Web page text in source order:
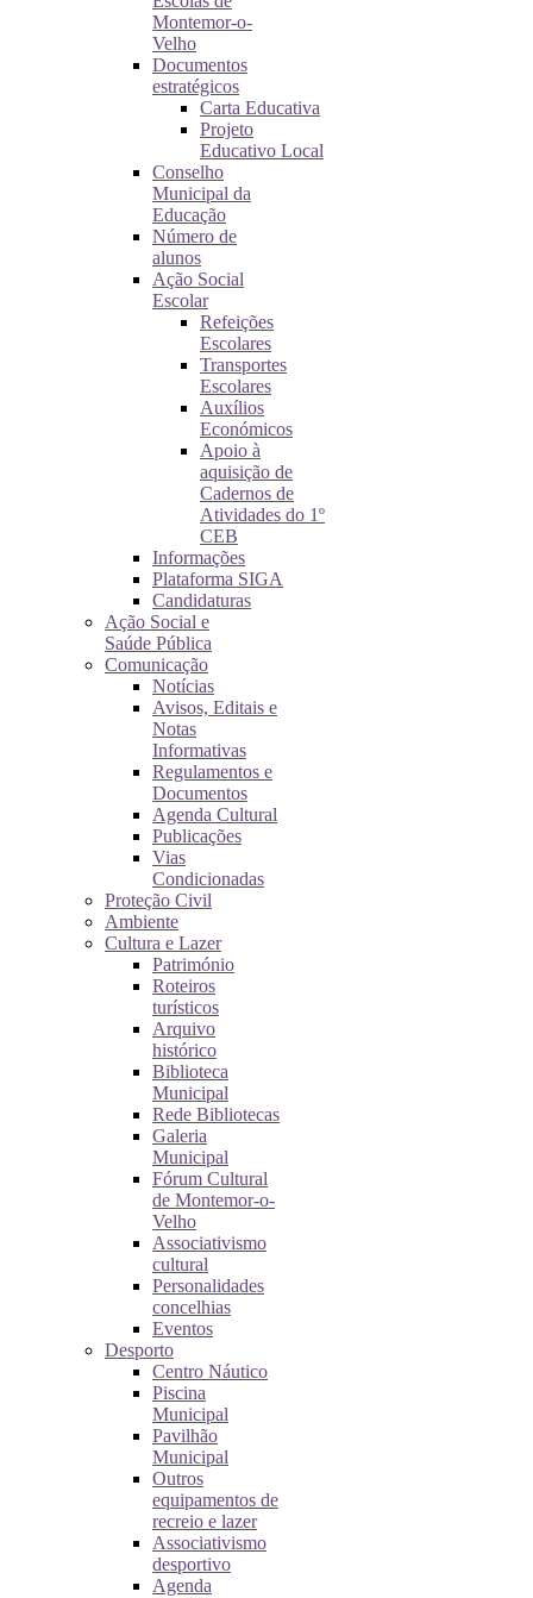
Montemor-o-
Velho
Documentos
estratégicos
Carta Educativa
Projeto
Educativo Local
Conselho
Municipal da
Educação
Número de
alunos
Ação Social
Escolar
Refeições
Escolares
Transportes
Escolares
Auxílios
Económicos
Apoio à
aquisição de
Cadernos de
Atividades do 1º
CEB
Informações
Plataforma SIGA
Candidaturas
Ação Social e
Saúde Pública
Comunicação
Notícias
Avisos, Editais e
Notas
Informativas
Regulamentos e
Documentos
Agenda Cultural
Publicações
Vias
Condicionadas
Proteção Civil
Ambiente
Cultura e Lazer
Património
Roteiros
turísticos
Arquivo
histórico
Biblioteca
Municipal
Rede Bibliotecas
Galeria
Municipal
Fórum Cultural
de Montemor-o-
Velho
Associativismo
cultural
Personalidades
concelhias
Eventos
Desporto
Centro Náutico
Piscina
Municipal
Pavilhão
Municipal
Outros
equipamentos de
recreio e lazer
Associativismo
desportivo
Agenda